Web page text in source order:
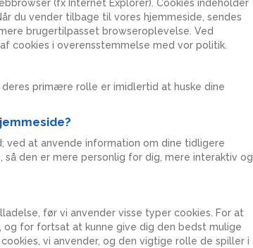
(fx Internet Explorer). Cookies indeholder
du vender tilbage til vores hjemmeside, sendes
brugertilpasset browseroplevelse. Ved
cookies i overensstemmelse med vor politik.
primære rolle er imidlertid at huske dine
ved at anvende information om dine tidligere
den er mere personlig for dig, mere interaktiv og
før vi anvender visse typer cookies. For at
og for fortsat at kunne give dig den bedst mulige
vi anvender, og den vigtige rolle de spiller i